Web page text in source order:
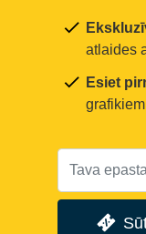
atlaides
Esiet
grafikiem